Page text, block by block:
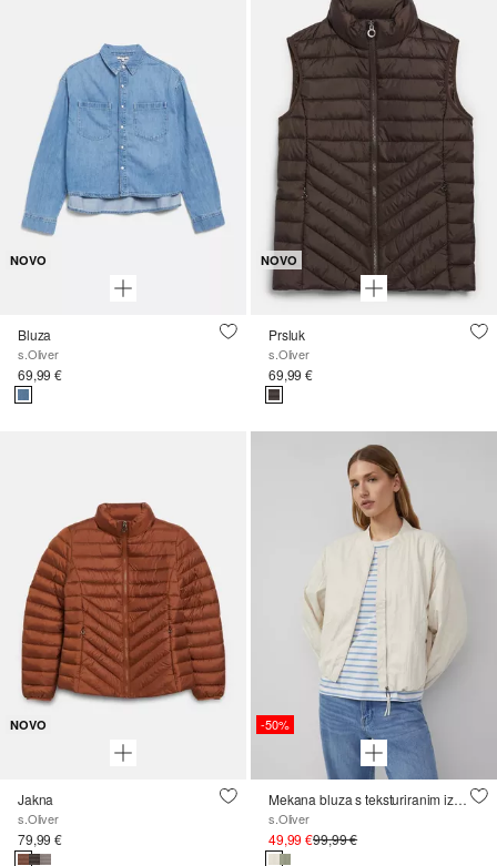
NOVO
Bluza
s.Oliver
69,99 €
NOVO
Prsluk
s.Oliver
69,99 €
NOVO
Jakna
s.Oliver
79,99 €
-50%
Mekana bluza s teksturiranim izgledom
s.Oliver
49,99 €99,99 €